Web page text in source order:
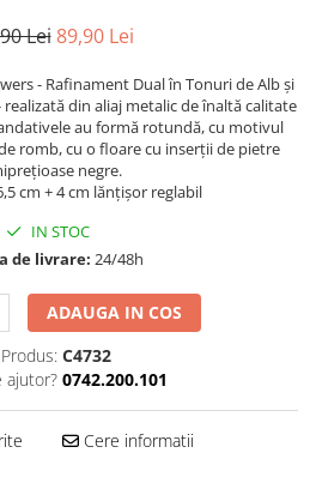
Lei 89,90 Lei
- Rafinament Dual în Tonuri de Alb și
realizată din aliaj metalic de înaltă calitate
au formă rotundă, cu motivul
romb, cu o floare cu inserții de pietre
negre.
cm + 4 cm lănțișor reglabil
IN STOC
de livrare: 24/48h
ADAUGA IN COS
C4732
ajutor? 0742.200.101
Cere informatii